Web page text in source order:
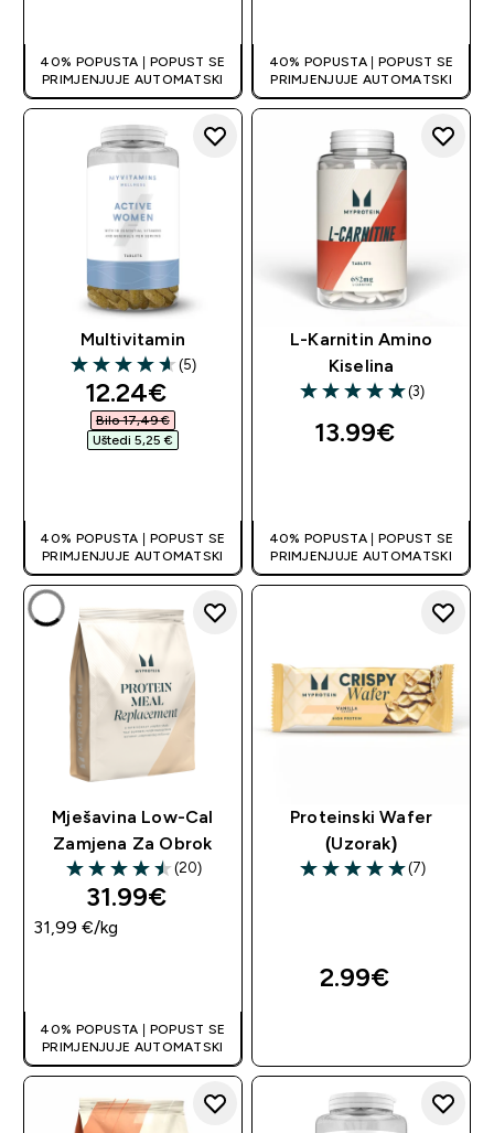
40% POPUSTA | POPUST SE
PRIMJENJUJE AUTOMATSKI
40% POPUSTA | POPUST SE
PRIMJENJUJE AUTOMATSKI
Multivitamin
4.6 out of 5 stars
(5)
discounted price
12.24€‎
Bilo 17,49 €‎
Uštedi 5,25 €‎
40% POPUSTA | POPUST SE
PRIMJENJUJE AUTOMATSKI
L-Karnitin Amino
Kiselina
5 out of 5 stars
(3)
13.99€‎
40% POPUSTA | POPUST SE
PRIMJENJUJE AUTOMATSKI
Mješavina Low-Cal
Zamjena Za Obrok
4.5 out of 5 stars
(20)
31.99€‎
31,99 €‎/kg
40% POPUSTA | POPUST SE
PRIMJENJUJE AUTOMATSKI
Proteinski Wafer
(Uzorak)
5 out of 5 stars
(7)
2.99€‎